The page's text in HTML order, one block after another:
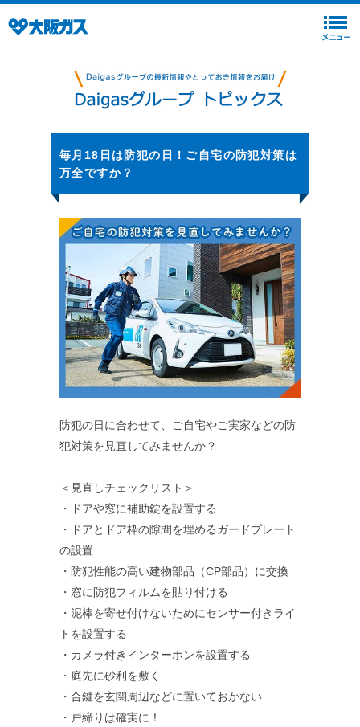
毎月18日は防犯の日！ご自宅の防犯対策は
万全ですか？
防犯の日に合わせて、ご自宅やご実家などの防
犯対策を見直してみませんか？
＜見直しチェックリスト＞
・ドアや窓に補助錠を設置する
・ドアとドア枠の隙間を埋めるガードプレート
の設置
・防犯性能の高い建物部品（CP部品）に交換
・窓に防犯フィルムを貼り付ける
・泥棒を寄せ付けないためにセンサー付きライ
トを設置する
・カメラ付きインターホンを設置する
・庭先に砂利を敷く
・合鍵を玄関周辺などに置いておかない
・戸締りは確実に！